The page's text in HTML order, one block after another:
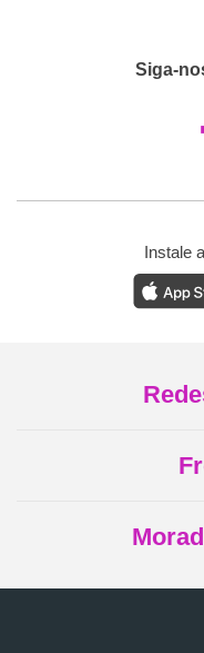
Siga-
Instale